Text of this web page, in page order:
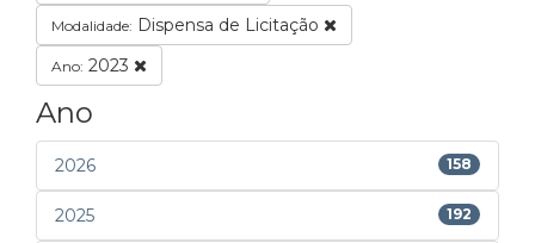
Modalidade: Dispensa de Licitação
Ano: 2023
Ano
2026 158
2025 192